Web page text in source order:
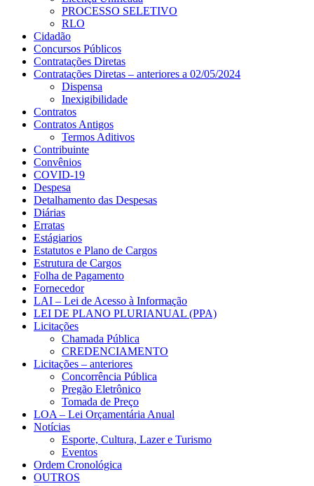
PROCESSO SELETIVO
RLO
Cidadão
Concursos Públicos
Contratações Diretas
Contratações Diretas – anteriores a 02/05/2024
Dispensa
Inexigibilidade
Contratos
Contratos Antigos
Termos Aditivos
Contribuinte
Convênios
COVID-19
Despesa
Detalhamento das Despesas
Diárias
Erratas
Estágiarios
Estatutos e Plano de Cargos
Estrutura de Cargos
Folha de Pagamento
Fornecedor
LAI – Lei de Acesso à Informação
LEI DE PLANO PLURIANUAL (PPA)
Licitações
Chamada Pública
CREDENCIAMENTO
Licitações – anteriores
Concorrência Pública
Pregão Eletrônico
Tomada de Preço
LOA – Lei Orçamentária Anual
Notícias
Esporte, Cultura, Lazer e Turismo
Eventos
Ordem Cronológica
OUTROS